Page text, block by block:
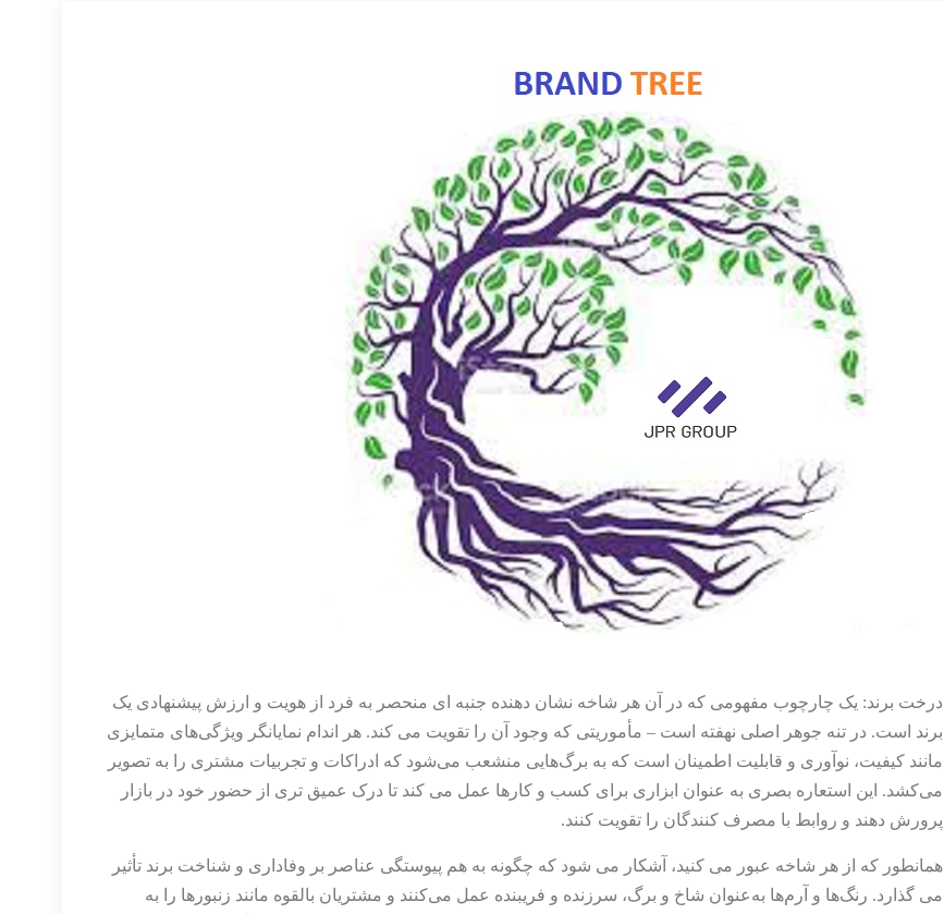
درخت برند: یک چارچوب مفهومی که در آن هر شاخه نشان دهنده جنبه ای منحصر به فرد از هویت و ارزش پیشنهادی یک
برند است. در تنه جوهر اصلی نهفته است – مأموریتی که وجود آن را تقویت می کند. هر اندام نمایانگر ویژگی‌های متمایزی
مانند کیفیت، نوآوری و قابلیت اطمینان است که به برگ‌هایی منشعب می‌شود که ادراکات و تجربیات مشتری را به تصویر
می‌کشد. این استعاره بصری به عنوان ابزاری برای کسب و کارها عمل می کند تا درک عمیق تری از حضور خود در بازار
پرورش دهند و روابط با مصرف کنندگان را تقویت کنند.
همانطور که از هر شاخه عبور می کنید، آشکار می شود که چگونه به هم پیوستگی عناصر بر وفاداری و شناخت برند تأثیر
می گذارد. رنگ‌ها و آرم‌ها به‌عنوان شاخ و برگ، سرزنده و فریبنده عمل می‌کنند و مشتریان بالقوه مانند زنبورها را به